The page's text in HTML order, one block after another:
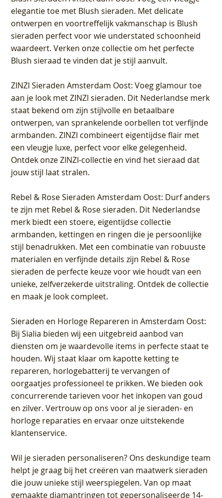
elegantie toe met Blush sieraden. Met delicate
ontwerpen en voortreffelijk vakmanschap is Blush
sieraden perfect voor wie understated schoonheid
waardeert. Verken onze collectie om het perfecte
Blush sieraad te vinden dat je stijl aanvult.
ZINZI Sieraden Amsterdam Oost: Voeg glamour toe
aan je look met ZINZI sieraden. Dit Nederlandse merk
staat bekend om zijn stijlvolle en betaalbare
ontwerpen, van sprankelende oorbellen tot verfijnde
armbanden. ZINZI combineert eigentijdse flair met
een vleugje luxe, perfect voor elke gelegenheid.
Ontdek onze ZINZI-collectie en vind het sieraad dat
jouw stijl laat stralen.
Rebel & Rose Sieraden Amsterdam Oost: Durf anders
te zijn met Rebel & Rose sieraden. Dit Nederlandse
merk biedt een stoere, eigentijdse collectie
armbanden, kettingen en ringen die je persoonlijke
stijl benadrukken. Met een combinatie van robuuste
materialen en verfijnde details zijn Rebel & Rose
sieraden de perfecte keuze voor wie houdt van een
unieke, zelfverzekerde uitstraling. Ontdek de collectie
en maak je look compleet.
Sieraden en Horloge Repareren in Amsterdam Oost:
Bij Sialia bieden wij een uitgebreid aanbod van
diensten om je waardevolle items in perfecte staat te
houden. Wij staat klaar om kapotte ketting te
repareren, horlogebatterij te vervangen of
oorgaatjes professioneel te prikken. We bieden ook
concurrerende tarieven voor het inkopen van goud
en zilver. Vertrouw op ons voor al je sieraden- en
horloge reparaties en ervaar onze uitstekende
klantenservice.
Wil je sieraden personaliseren? Ons deskundige team
helpt je graag bij het creëren van maatwerk sieraden
die jouw unieke stijl weerspiegelen. Van op maat
gemaakte diamantringen tot gepersonaliseerde 14-